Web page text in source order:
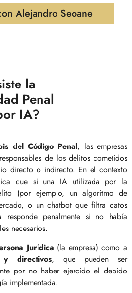
Alejandro Seoane
la
Penal
IA?
del Código Penal, las empresas
de los delitos cometidos
directo o indirecto. En el contexto
que si una IA utilizada por la
(por ejemplo, un algoritmo de
o un chatbot que filtra datos
responde penalmente si no había
necesarios.
Jurídica (la empresa) como a
y directivos, que pueden ser
por no haber ejercido el debido
implementada.